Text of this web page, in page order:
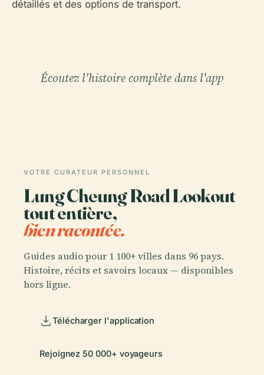
détaillés et des options de transport.
Écoutez l'histoire complète dans l'app
VOTRE CURATEUR PERSONNEL
Lung Cheung Road Lookout
tout entière,
bien racontée.
Guides audio pour 1 100+ villes dans 96 pays.
Histoire, récits et savoirs locaux — disponibles
hors ligne.
Télécharger l'application
Rejoignez 50 000+ voyageurs